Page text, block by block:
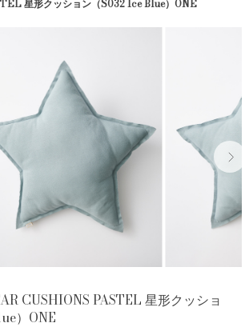
星形クッション（S032 Ice Blue）ONE
CUSHIONS PASTEL 星形クッショ
）ONE